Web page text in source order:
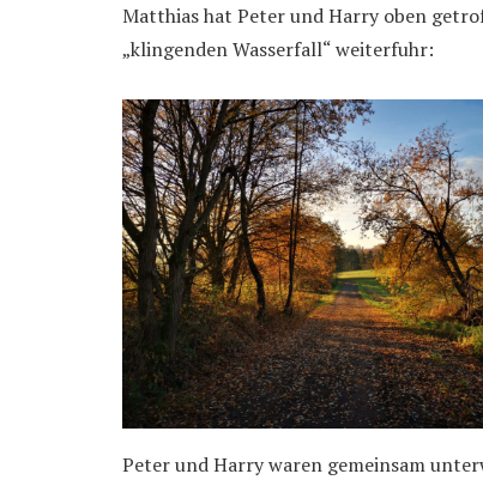
Matthias hat Peter und Harry oben
„klingenden Wasserfall“ weiterfuhr:
Peter und Harry waren gemeinsam